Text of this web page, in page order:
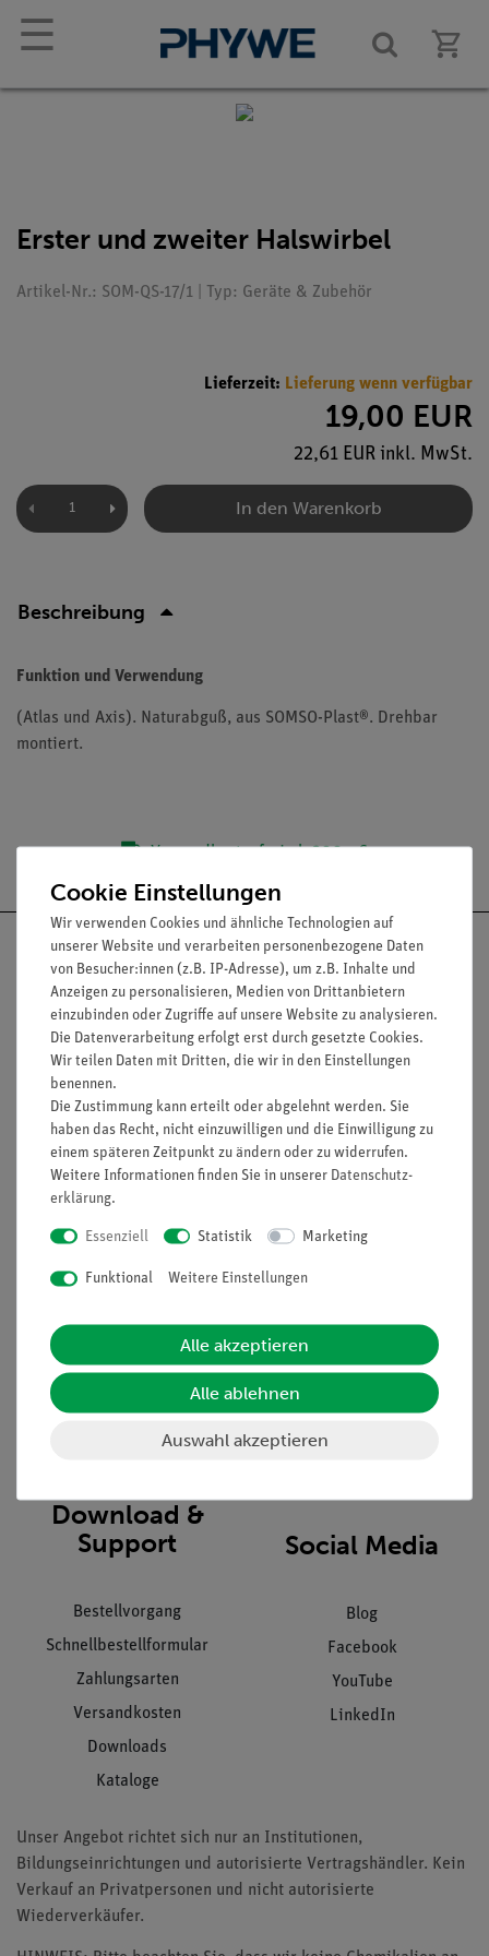
☰
Erster und zweiter Halswirbel
Artikel-Nr.: SOM-QS-17/1 | Typ: Geräte & Zubehör
Lieferzeit: Lieferung wenn verfügbar
19,00 EUR
22,61 EUR inkl. MwSt.
In den Warenkorb
Beschreibung
Funktion und Verwendung
(Atlas und Axis). Naturabguß, aus SOMSO-Plast®. Drehbar
montiert.
Versandkostenfrei ab 300,- €
Nach oben
Informationen
Unternehmen
Stellenangebote
Kontakt
Hinweisgeberschutz
Service
Übersicht Service
Einräumservice
Download &
Support
Bestellvorgang
Schnellbestellformular
Zahlungsarten
Versandkosten
Downloads
Kataloge
Social Media
Blog
Facebook
YouTube
LinkedIn
Unser Angebot richtet sich nur an Institutionen,
Bildungseinrichtungen und autorisierte Vertragshändler. Kein
Verkauf an Privatpersonen und nicht autorisierte
Wiederverkäufer.
Cookie Einstellungen
Wir verwenden Cookies und ähnliche Technologien auf
unserer Website und verarbeiten personenbezogene Daten
von Besucher:innen (z.B. IP-Adresse), um z.B. Inhalte und
Anzeigen zu personalisieren, Medien von Drittanbietern
einzubinden oder Zugriffe auf unsere Website zu analysieren.
Die Datenverarbeitung erfolgt erst durch gesetzte Cookies.
Wir teilen Daten mit Dritten, die wir in den Einstellungen
benennen.
Die Zustimmung kann erteilt oder abgelehnt werden. Sie
haben das Recht, nicht einzuwilligen und die Einwilligung zu
einem späteren Zeitpunkt zu ändern oder zu widerrufen.
Weitere Informationen finden Sie in unserer Daten­schutz­
erklärung.
Essenziell Statistik Marketing
Funktional Weitere Einstellungen
Alle akzeptieren
Alle ablehnen
Auswahl akzeptieren